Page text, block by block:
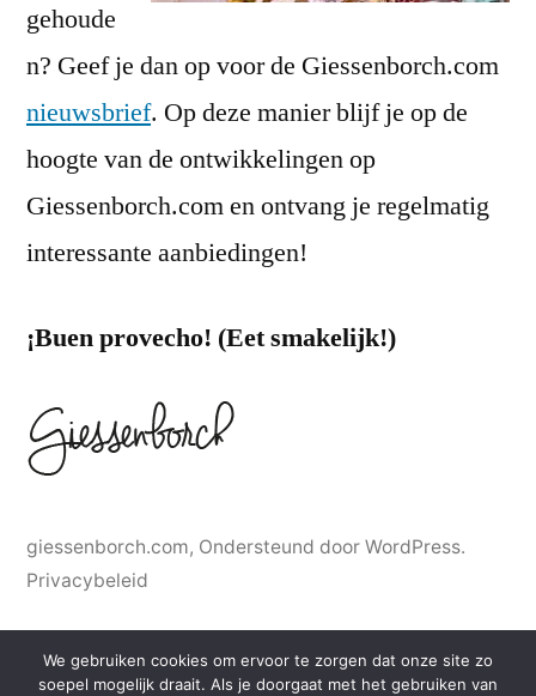
gehoude
n? Geef je dan op voor de Giessenborch.com
nieuwsbrief. Op deze manier blijf je op de
hoogte van de ontwikkelingen op
Giessenborch.com en ontvang je regelmatig
interessante aanbiedingen!
¡Buen provecho! (Eet smakelijk!)
giessenborch.com, Ondersteund door WordPress.
Privacybeleid
We gebruiken cookies om ervoor te zorgen dat onze site zo
soepel mogelijk draait. Als je doorgaat met het gebruiken van